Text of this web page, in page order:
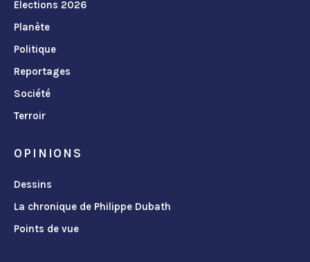
Élections 2026
Planète
Politique
Reportages
Société
Terroir
OPINIONS
Dessins
La chronique de Philippe Dubath
Points de vue